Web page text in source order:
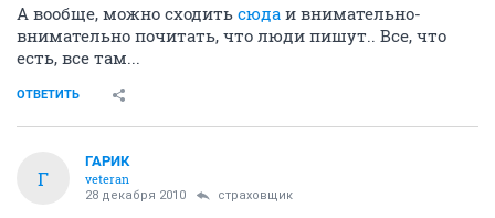
А вообще, можно сходить сюда и внимательно-
внимательно почитать, что люди пишут.. Все, что
есть, все там...
ОТВЕТИТЬ
Г
ГАРИК
veteran
28 декабря 2010 страховщик